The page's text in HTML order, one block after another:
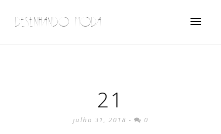
Toggle
DESENHANDO MODA
21
julho 31, 2018 - 0